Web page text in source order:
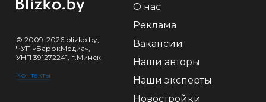
© 2009-2026 blizko.by,
ЧУП «БарокМедиа»,
УНП 391272241, г.Минск
Контакты
О нас
Реклама
Вакансии
Наши авторы
Наши эксперты
Новостройки